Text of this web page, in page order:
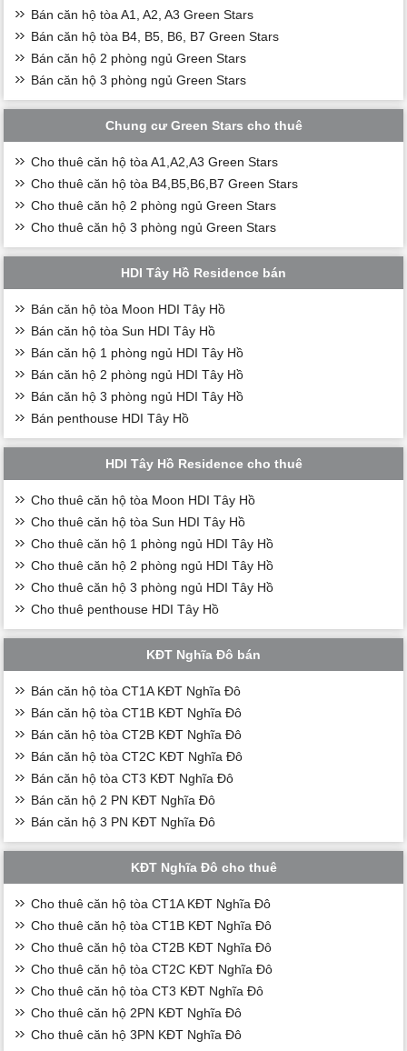
Bán căn hộ tòa A1, A2, A3 Green Stars
Bán căn hộ tòa B4, B5, B6, B7 Green Stars
Bán căn hộ 2 phòng ngủ Green Stars
Bán căn hộ 3 phòng ngủ Green Stars
Chung cư Green Stars cho thuê
Cho thuê căn hộ tòa A1,A2,A3 Green Stars
Cho thuê căn hộ tòa B4,B5,B6,B7 Green Stars
Cho thuê căn hộ 2 phòng ngủ Green Stars
Cho thuê căn hộ 3 phòng ngủ Green Stars
HDI Tây Hồ Residence bán
Bán căn hộ tòa Moon HDI Tây Hồ
Bán căn hộ tòa Sun HDI Tây Hồ
Bán căn hộ 1 phòng ngủ HDI Tây Hồ
Bán căn hộ 2 phòng ngủ HDI Tây Hồ
Bán căn hộ 3 phòng ngủ HDI Tây Hồ
Bán penthouse HDI Tây Hồ
HDI Tây Hồ Residence cho thuê
Cho thuê căn hộ tòa Moon HDI Tây Hồ
Cho thuê căn hộ tòa Sun HDI Tây Hồ
Cho thuê căn hộ 1 phòng ngủ HDI Tây Hồ
Cho thuê căn hộ 2 phòng ngủ HDI Tây Hồ
Cho thuê căn hộ 3 phòng ngủ HDI Tây Hồ
Cho thuê penthouse HDI Tây Hồ
KĐT Nghĩa Đô bán
Bán căn hộ tòa CT1A KĐT Nghĩa Đô
Bán căn hộ tòa CT1B KĐT Nghĩa Đô
Bán căn hộ tòa CT2B KĐT Nghĩa Đô
Bán căn hộ tòa CT2C KĐT Nghĩa Đô
Bán căn hộ tòa CT3 KĐT Nghĩa Đô
Bán căn hộ 2 PN KĐT Nghĩa Đô
Bán căn hộ 3 PN KĐT Nghĩa Đô
KĐT Nghĩa Đô cho thuê
Cho thuê căn hộ tòa CT1A KĐT Nghĩa Đô
Cho thuê căn hộ tòa CT1B KĐT Nghĩa Đô
Cho thuê căn hộ tòa CT2B KĐT Nghĩa Đô
Cho thuê căn hộ tòa CT2C KĐT Nghĩa Đô
Cho thuê căn hộ tòa CT3 KĐT Nghĩa Đô
Cho thuê căn hộ 2PN KĐT Nghĩa Đô
Cho thuê căn hộ 3PN KĐT Nghĩa Đô